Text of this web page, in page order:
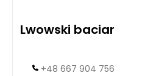
Lwowski baciar
+48 667 904 756